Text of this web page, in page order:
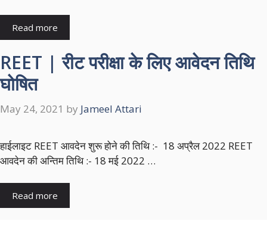
Read more
REET | रीट परीक्षा के लिए आवेदन तिथि
घोषित
May 24, 2021 by Jameel Attari
हाईलाइट REET आवदेन शुरू होने की तिथि :- 18 अप्रैल 2022 REET
आवदेन की अन्तिम तिथि :- 18 मई 2022 …
Read more